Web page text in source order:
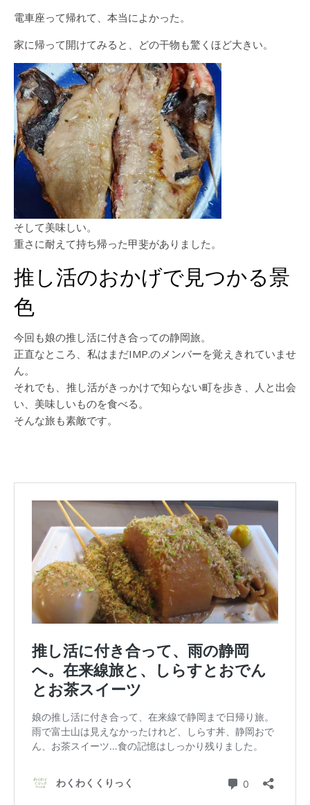
電車座って帰れて、本当によかった。
家に帰って開けてみると、どの干物も驚くほど大きい。
そして美味しい。
重さに耐えて持ち帰った甲斐がありました。
推し活のおかげで見つかる景
色
今回も娘の推し活に付き合っての静岡旅。
正直なところ、私はまだIMP.のメンバーを覚えきれていませ
ん。
それでも、推し活がきっかけで知らない町を歩き、人と出会
い、美味しいものを食べる。
そんな旅も素敵です。